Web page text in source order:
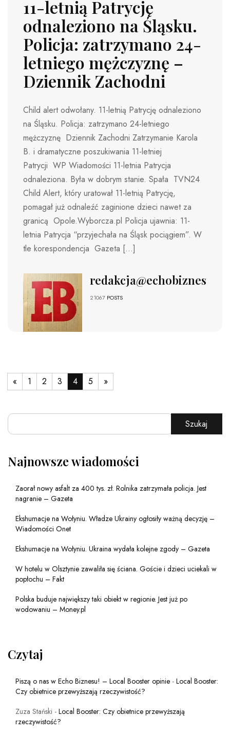
11-letnią Patrycję
odnaleziono na Śląsku.
Policja: zatrzymano 24-
letniego mężczyznę –
Dziennik Zachodni
Child alert odwołany. 11-letnią Patrycję odnaleziono
na Śląsku. Policja: zatrzymano 24-letniego
mężczyznę Dziennik Zachodni Zatrzymanie Karola
B. i dramatyczne poszukiwania 11-letniej
Patrycji WP Wiadomości 11-letnia Patrycja
odnaleziona. Była w dobrym stanie. Spała TVN24
Child Alert, który uratował 11-letnią Patrycję,
pomagał już odnaleźć zaginione dzieci nawet za
granicą Opole.Wyborcza.pl Policja ujawnia: 11-
letnia Patrycja “przyjechała na Śląsk pociągiem”. W
tle korespondencja Gazeta […]
redakcja@echobiznesu.pl
21067 POSTS
« 1 2 3 4 5 »
Szukaj
Najnowsze wiadomości
Zaorał nowy asfalt za 400 tys. zł. Rolnika zatrzymała policja. Jest
nagranie – Gazeta
Ekshumacje na Wołyniu. Władze Ukrainy ogłosiły ważną decyzję –
Wiadomości Onet
Ekshumacje na Wołyniu. Ukraina wydała kolejne zgody – Gazeta
W hotelu w Olsztynie zawaliła się ściana. Goście i dzieci uciekali w
popłochu – Fakt
Polska buduje największy taki obiekt w regionie. Jest już po
wodowaniu – Money.pl
Czytaj
Piszą o nas w Echo Biznesu! – Local Booster opinie - Local Booster:
Czy obietnice przewyższają rzeczywistość?
Zuza Stański - Local Booster: Czy obietnice przewyższają
rzeczywistość?